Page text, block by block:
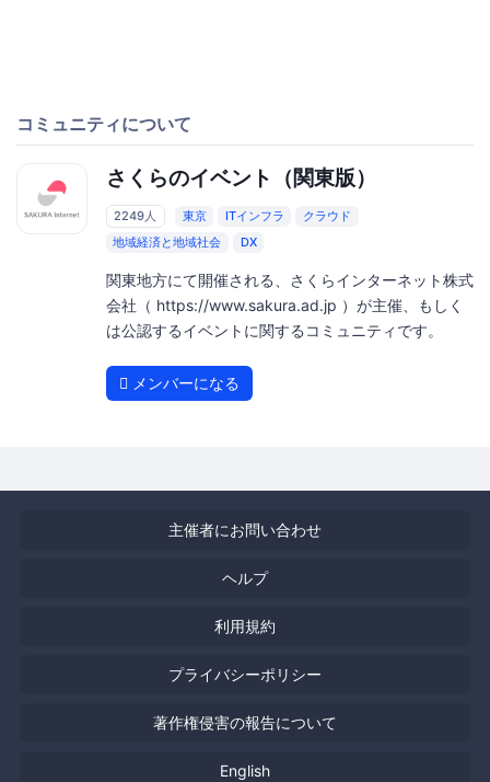
コミュニティについて
さくらのイベント（関東版）
2249人 東京 ITインフラ
クラウド
地域経済と地域社会
DX
関東地方にて開催される、さくらインターネット株式
会社（ https://www.sakura.ad.jp ）が主催、もしく
は公認するイベントに関するコミュニティです。
メンバーになる
主催者にお問い合わせ
ヘルプ
利用規約
プライバシーポリシー
著作権侵害の報告について
English